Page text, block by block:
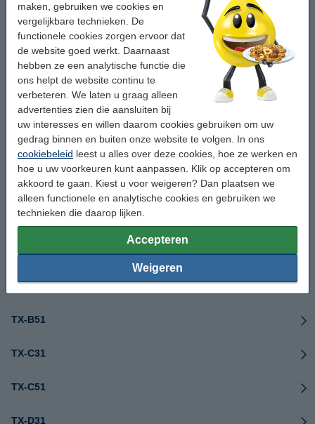
maken, gebruiken we cookies en
vergelijkbare technieken. De
functionele cookies zorgen ervoor dat
de website goed werkt. Daarnaast
hebben ze een analytische functie die
ons helpt de website continu te
verbeteren. We laten u graag alleen
advertenties zien die aansluiten bij
uw interesses en willen daarom cookies gebruiken om uw
gedrag binnen en buiten onze website te volgen. In ons
cookiebeleid leest u alles over deze cookies, hoe ze werken en
hoe u uw voorkeuren kunt aanpassen. Klik op accepteren om
akkoord te gaan. Kiest u voor weigeren? Dan plaatsen we
alleen functionele en analytische cookies en gebruiken we
technieken die daarop lijken.
Accepteren
Weigeren
TX-621
TX-631
TX-641
TX-731
TX-741
TX-751
TX-A31
TX-A51
TX-B51
TX-C31
TX-C51
TX-D31